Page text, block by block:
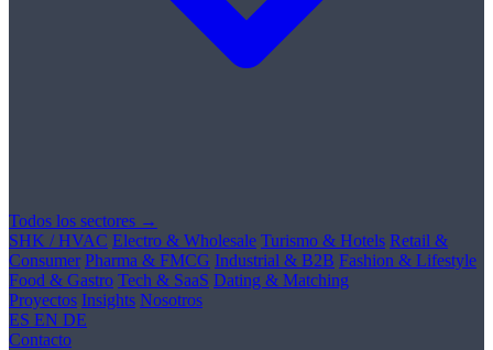
Todos los sectores →
SHK / HVAC Electro & Wholesale Turismo & Hotels Retail &
Consumer Pharma & FMCG Industrial & B2B Fashion & Lifestyle
Food & Gastro Tech & SaaS Dating & Matching
Proyectos Insights Nosotros
ES EN DE
Contacto